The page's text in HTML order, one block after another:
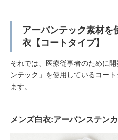
アーバンテック素材を
衣【コートタイプ】
それでは、医療従事者のために
ンテック」を使用しているコー
ます。
メンズ白衣:アーバンステン